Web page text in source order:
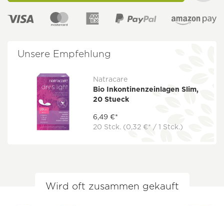
Unsere Empfehlung
Natracare
Bio Inkontinenzeinlagen Slim,
20 Stueck
6,49 €*
20 Stck. (0,32 €* / 1 Stck.)
Wird oft zusammen gekauft